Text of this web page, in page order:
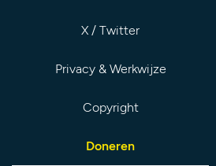
X / Twitter
Privacy & Werkwijze
Copyright
Doneren